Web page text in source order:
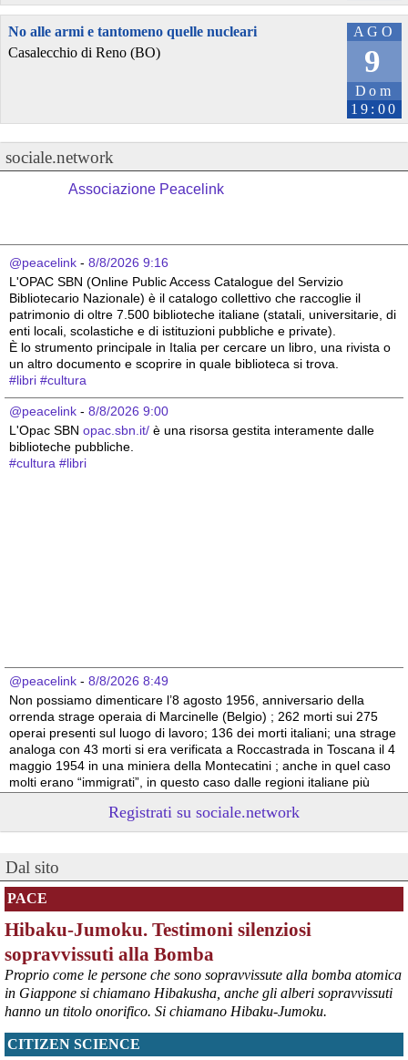
AGO
9
Dom
19:00
No alle armi e tantomeno quelle nucleari
Casalecchio di Reno (BO)
sociale.network
Associazione Peacelink
@peacelink - 8/8/2026 9:16
L'OPAC SBN (Online Public Access Catalogue del Servizio
Bibliotecario Nazionale) è il catalogo collettivo che raccoglie il
patrimonio di oltre 7.500 biblioteche italiane (statali, universitarie, di
enti locali, scolastiche e di istituzioni pubbliche e private).
È lo strumento principale in Italia per cercare un libro, una rivista o
un altro documento e scoprire in quale biblioteca si trova.
#libri #cultura
@peacelink - 8/8/2026 9:00
L'Opac SBN opac.sbn.it/ è una risorsa gestita interamente dalle
biblioteche pubbliche.
#cultura #libri
@peacelink - 8/8/2026 8:49
Non possiamo dimenticare l’8 agosto 1956, anniversario della
orrenda strage operaia di Marcinelle (Belgio) ; 262 morti sui 275
operai presenti sul luogo di lavoro; 136 dei morti italiani; una strage
analoga con 43 morti si era verificata a Roccastrada in Toscana il 4
maggio 1954 in una miniera della Montecatini ; anche in quel caso
molti erano “immigrati”, in questo caso dalle regioni italiane più
Vito Totire, portavoce RETE NAZIONALE LAVORO SICURO
#migranti #lavoratori #Marcinelle
@peacelink - 6/8/2026 21:53
Registrati su sociale.network
Dal sito
PACE
Hibaku-Jumoku. Testimoni silenziosi
sopravvissuti alla Bomba
Proprio come le persone che sono sopravvissute alla bomba atomica
in Giappone si chiamano Hibakusha, anche gli alberi sopravvissuti
hanno un titolo onorifico. Si chiamano Hibaku-Jumoku.
CITIZEN SCIENCE